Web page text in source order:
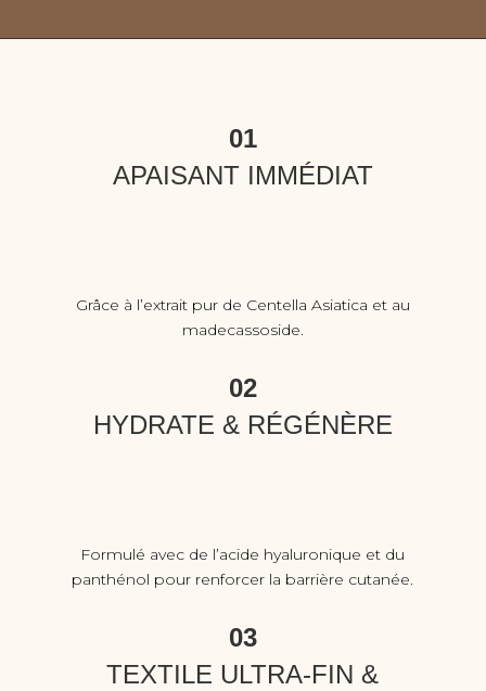
01
APAISANT IMMÉDIAT
Grâce à l’extrait pur de Centella Asiatica et au
madecassoside.
02
HYDRATE & RÉGÉNÈRE
Formulé avec de l’acide hyaluronique et du
panthénol pour renforcer la barrière cutanée.
03
TEXTILE ULTRA-FIN &